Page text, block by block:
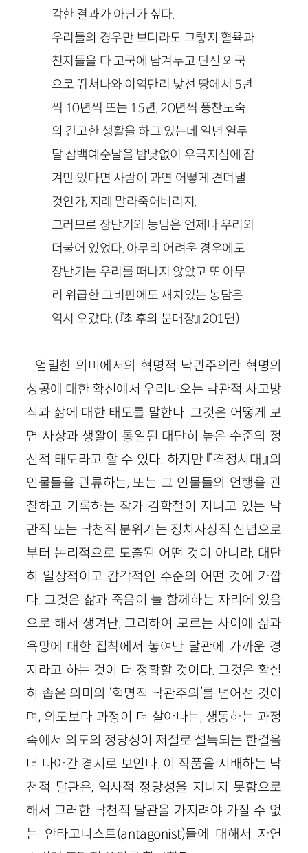
각한 결과가 아닌가 싶다.
우리들의 경우만 보더라도 그렇지 혈육과
친지들을 다 고국에 남겨두고 단신 외국
으로 뛰쳐나와 이역만리 낯선 땅에서 5년
씩 10년씩 또는 15년, 20년씩 풍찬노숙
의 간고한 생활을 하고 있는데 일년 열두
달 삼백예순날을 밤낮없이 우국지심에 잠
겨만 있다면 사람이 과연 어떻게 견뎌낼
것인가, 지레 말라죽어버리지.
그러므로 장난기와 농담은 언제나 우리와
더불어 있었다. 아무리 어려운 경우에도
장난기는 우리를 떠나지 않았고 또 아무
리 위급한 고비판에도 재치있는 농담은
역시 오갔다. (『최후의 분대장』 201면)
엄밀한 의미에서의 혁명적 낙관주의란 혁명의
성공에 대한 확신에서 우러나오는 낙관적 사고방
식과 삶에 대한 태도를 말한다. 그것은 어떻게 보
면 사상과 생활이 통일된 대단히 높은 수준의 정
신적 태도라고 할 수 있다. 하지만 『격정시대』의
인물들을 관류하는, 또는 그 인물들의 언행을 관
찰하고 기록하는 작가 김학철이 지니고 있는 낙
관적 또는 낙천적 분위기는 정치사상적 신념으로
부터 논리적으로 도출된 어떤 것이 아니라, 대단
히 일상적이고 감각적인 수준의 어떤 것에 가깝
다. 그것은 삶과 죽음이 늘 함께하는 자리에 있음
으로 해서 생겨난, 그리하여 모르는 사이에 삶과
욕망에 대한 집착에서 놓여난 달관에 가까운 경
지라고 하는 것이 더 정확할 것이다. 그것은 확실
히 좁은 의미의 ‘혁명적 낙관주의’를 넘어선 것이
며, 의도보다 과정이 더 살아나는, 생동하는 과정
속에서 의도의 정당성이 저절로 설득되는 한걸음
더 나아간 경지로 보인다. 이 작품을 지배하는 낙
천적 달관은, 역사적 정당성을 지니지 못함으로
해서 그러한 낙천적 달관을 가지려야 가질 수 없
는 안타고니스트(antagonist)들에 대해서 자연